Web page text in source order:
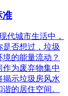
准
代城市生活中，
是否想过，垃圾
的能量流动？
为废弃物集中
揭示垃圾房风水
的居住空间。